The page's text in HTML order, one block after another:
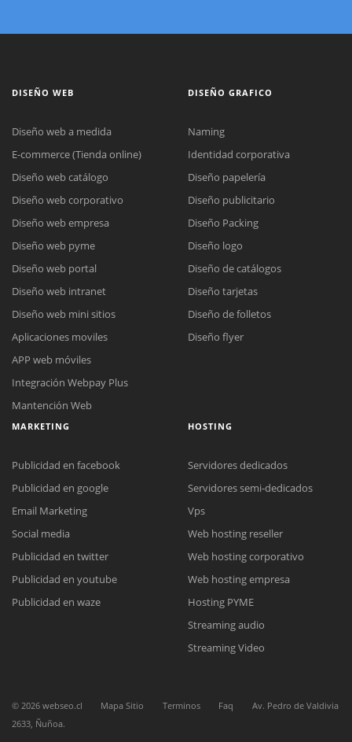
Reunión online
Nuestros ejecutivos le enviarán un correo electrónico con el enlace a
Meet para la reunión online.
Cotización
Chat Online
Todos nuestros ejecutivos están fuera de línea. Complete el formulario
DISEÑO WEB
Diseño web a medida
E-commerce (Tienda online)
Diseño web catálogo
Diseño web corporativo
Diseño web empresa
Diseño web pyme
Diseño web portal
Diseño web intranet
Diseño web mini sitios
Aplicaciones moviles
APP web móviles
Integración Webpay Plus
Mantención Web
DISEÑO GRAFICO
Naming
Identidad corporativa
Diseño papelería
Diseño publicitario
Diseño Packing
Diseño logo
Diseño de catálogos
Diseño tarjetas
Diseño de folletos
Diseño flyer
MARKETING
Publicidad en facebook
Publicidad en google
Email Marketing
Social media
Publicidad en twitter
Publicidad en youtube
Publicidad en waze
HOSTING
Servidores dedicados
Servidores semi-dedicados
Vps
Web hosting reseller
Web hosting corporativo
Web hosting empresa
Hosting PYME
Streaming audio
Streaming Video
© 2026 webseo.cl Mapa Sitio Terminos Faq
Av. Pedro de Valdivia
2633, Ñuñoa.